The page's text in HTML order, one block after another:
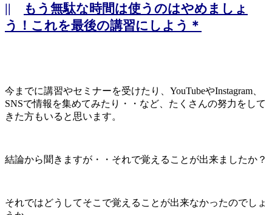
||
もう無駄な時間は使うのはやめましょ
う！これを最後の講習にしよう＊
今までに講習やセミナーを受けたり、YouTubeやInstagram、
SNSで情報を集めてみたり・・など、たくさんの努力をして
きた方もいると思います。
結論から聞きますが・・それで覚えることが出来ましたか？
それではどうしてそこで覚えることが出来なかったのでしょ